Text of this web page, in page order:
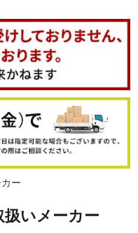
ー
いメーカー